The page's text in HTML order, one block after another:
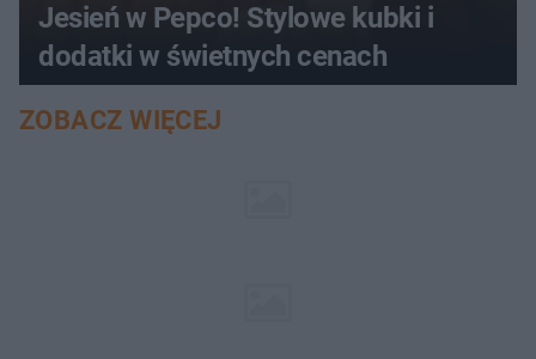
Jesień w Pepco! Stylowe kubki i
dodatki w świetnych cenach
ZOBACZ WIĘCEJ